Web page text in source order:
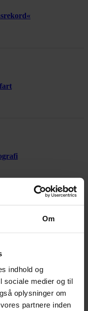
Om
indhold og
sociale medier og til
oplysninger om
partnere inden